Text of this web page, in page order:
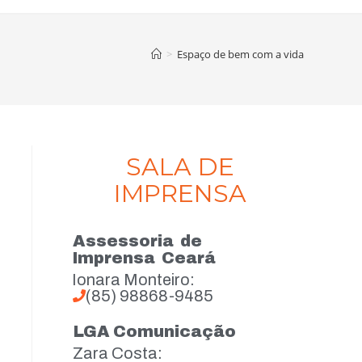
> Espaço de bem com a vida
SALA DE
IMPRENSA
Assessoria de
Imprensa Ceará
Ionara Monteiro:
(85) 98868-9485
LGA Comunicação
Zara Costa: